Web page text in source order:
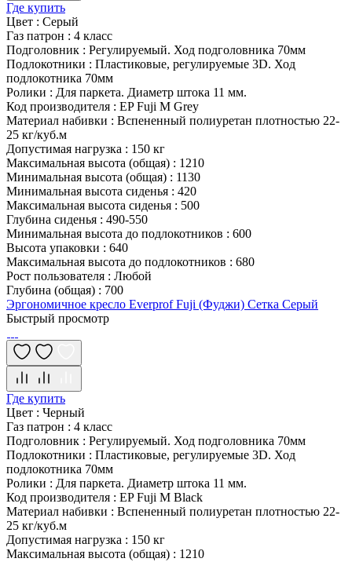
Где купить
Цвет : Серый
Газ патрон : 4 класс
Подголовник : Регулируемый. Ход подголовника 70мм
Подлокотники : Пластиковые, регулируемые 3D. Ход
подлокотника 70мм
Ролики : Для паркета. Диаметр штока 11 мм.
Код производителя : EP Fuji M Grey
Материал набивки : Вспененный полиуретан плотностью 22-
25 кг/куб.м
Допустимая нагрузка : 150 кг
Максимальная высота (общая) : 1210
Минимальная высота (общая) : 1130
Минимальная высота сиденья : 420
Максимальная высота сиденья : 500
Глубина сиденья : 490-550
Минимальная высота до подлокотников : 600
Высота упаковки : 640
Максимальная высота до подлокотников : 680
Рост пользователя : Любой
Глубина (общая) : 700
Эргономичное кресло Everprof Fuji (Фуджи) Сетка Серый
Быстрый просмотр
Где купить
Цвет : Черный
Газ патрон : 4 класс
Подголовник : Регулируемый. Ход подголовника 70мм
Подлокотники : Пластиковые, регулируемые 3D. Ход
подлокотника 70мм
Ролики : Для паркета. Диаметр штока 11 мм.
Код производителя : EP Fuji M Black
Материал набивки : Вспененный полиуретан плотностью 22-
25 кг/куб.м
Допустимая нагрузка : 150 кг
Максимальная высота (общая) : 1210